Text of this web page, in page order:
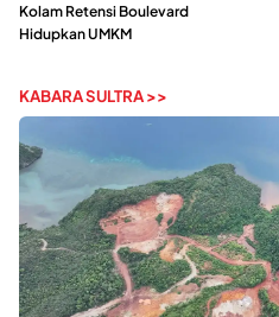
Kolam Retensi Boulevard
Hidupkan UMKM
KABARA SULTRA >>